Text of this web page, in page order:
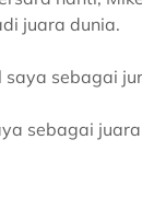
juara dunia.
sebagai
sebagai